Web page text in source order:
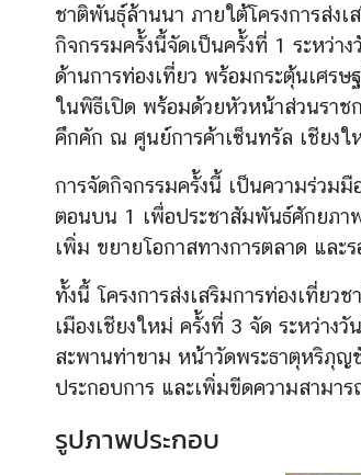
ข่
า
ว
บ
ก
า
ร
ป
ร
ะ
ช
า
น
ชาติพันธุ์ล้านนา ภายใต้โครงการส่ง
กิจกรรมครั้งนี้จัดเป็นครั้งที่ 1 ระหว่
ด้านการท่องเที่ยว พร้อมกระตุ้นเศร
ในพิธีเปิด พร้อมด้วยหัวหน้าส่วนราช
คึกคัก ณ ศูนย์การค้าเซ็นทรัล เชียงใ
การจัดกิจกรรมครั้งนี้ เป็นความร่วม
ตอนบน 1 เพื่อประชาสัมพันธ์ศักยภา
เพิ่ม ขยายโอกาสทางการตลาด และ
ทั้งนี้ โครงการส่งเสริมการท่องเที่ย
เมืองเชียงใหม่ ครั้งที่ 3 จัด ระหว่า
สะพานท่าขาม หน้าวัดพระธาตุหริภุญ
ประกอบการ และเพิ่มขีดความสามา
รูปภาพประกอบ